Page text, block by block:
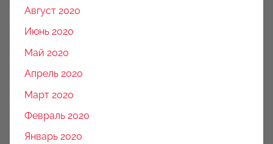
Август 2020
Июнь 2020
Май 2020
Апрель 2020
Март 2020
Февраль 2020
Январь 2020